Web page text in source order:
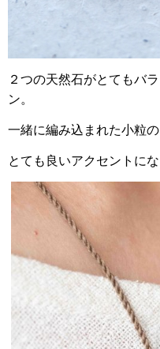
２つの天然石がとてもバ
ン。
一緒に編み込まれた小粒
とても良いアクセントにな